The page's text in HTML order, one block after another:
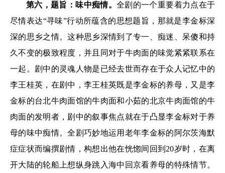
第六，题旨：味中痴情。 全剧的一个重要着力点在于
尽情表达“寻味”行动所蕴含的思想题旨，那就是李金标深
深的思乡之情。这种思乡深情到了专一、痴迷、呆傻和持
久不变的极致程度，并且同对于牛肉面的味觉紧紧联系在
一起。剧中的灵魂人物是已经去世而存在于众人记忆中的
李王桂英，在剧中，李王桂英既是李金标的养母，又是李
金标的台北牛肉面馆的牛肉面和小茹的北京牛肉面馆的牛
肉面的发明者，剧中的叙事焦点就在于凸显李金标对于养
母的味中痴情。全剧巧妙地运用老年李金标的阿尔茨海默
症症状而编撰剧情，构想出他在恍惚间回到20岁时，在离
开大陆的轮船上想纵身跳入海中回京看养母的特殊情节。